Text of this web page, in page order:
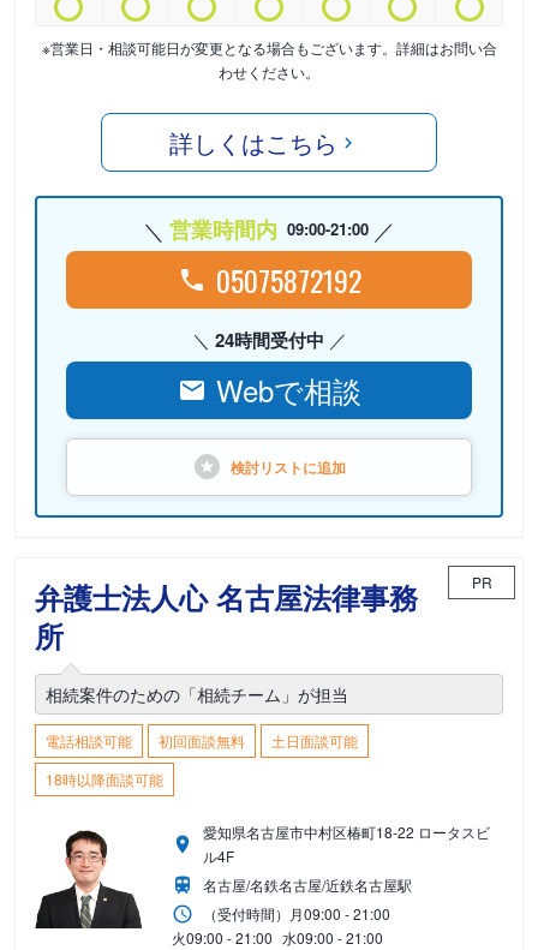
※営業日・相談可能日が変更となる場合もございます。詳細はお問い合
わせください。
詳しくはこちら
営業時間内 09:00-21:00
05075872192
24時間受付中
Webで相談
検討リストに追加
弁護士法人心 名古屋法律事務
所
PR
相続案件のための「相続チーム」が担当
電話相談可能 初回面談無料
土日面談可能
18時以降面談可能
愛知県名古屋市中村区椿町18-22 ロータスビ
ル4F
名古屋/名鉄名古屋/近鉄名古屋駅
（受付時間） 月09:00 - 21:00
火09:00 - 21:00 水09:00 - 21:00